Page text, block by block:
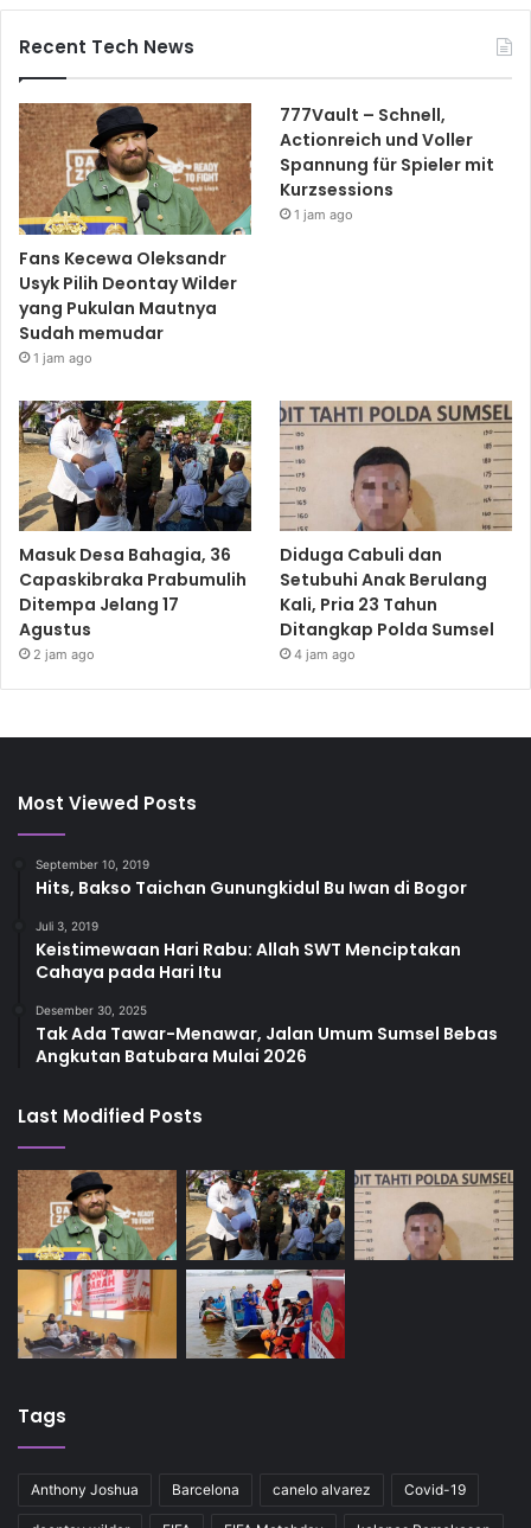
Recent Tech News
Fans Kecewa Oleksandr
Usyk Pilih Deontay Wilder
yang Pukulan Mautnya
Sudah memudar
1 jam ago
777Vault – Schnell,
Actionreich und Voller
Spannung für Spieler mit
Kurzsessions
1 jam ago
Masuk Desa Bahagia, 36
Capaskibraka Prabumulih
Ditempa Jelang 17
Agustus
2 jam ago
Diduga Cabuli dan
Setubuhi Anak Berulang
Kali, Pria 23 Tahun
Ditangkap Polda Sumsel
4 jam ago
Most Viewed Posts
September 10, 2019
Hits, Bakso Taichan Gunungkidul Bu Iwan di Bogor
Juli 3, 2019
Keistimewaan Hari Rabu: Allah SWT Menciptakan
Cahaya pada Hari Itu
Desember 30, 2025
Tak Ada Tawar-Menawar, Jalan Umum Sumsel Bebas
Angkutan Batubara Mulai 2026
Last Modified Posts
Tags
Anthony Joshua Barcelona canelo alvarez Covid-19